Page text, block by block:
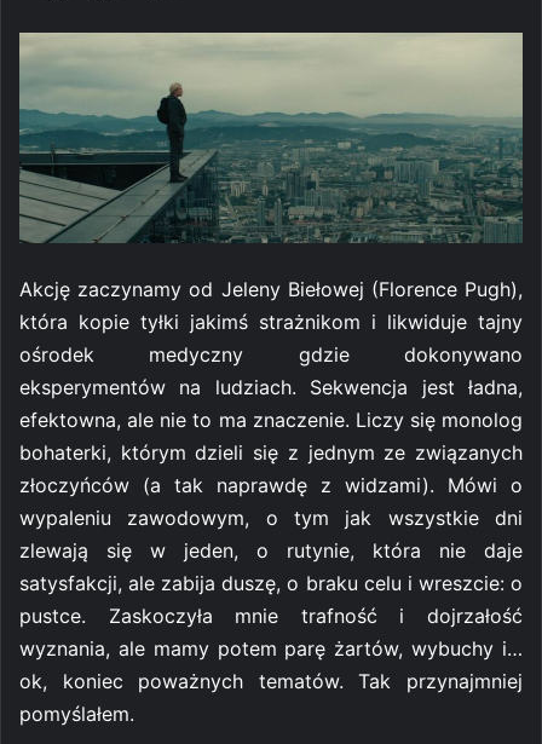
Akcję zaczynamy od Jeleny Biełowej (Florence Pugh),
która kopie tyłki jakimś strażnikom i likwiduje tajny
ośrodek medyczny gdzie dokonywano
eksperymentów na ludziach. Sekwencja jest ładna,
efektowna, ale nie to ma znaczenie. Liczy się monolog
bohaterki, którym dzieli się z jednym ze związanych
złoczyńców (a tak naprawdę z widzami). Mówi o
wypaleniu zawodowym, o tym jak wszystkie dni
zlewają się w jeden, o rutynie, która nie daje
satysfakcji, ale zabija duszę, o braku celu i wreszcie: o
pustce. Zaskoczyła mnie trafność i dojrzałość
wyznania, ale mamy potem parę żartów, wybuchy i…
ok, koniec poważnych tematów. Tak przynajmniej
pomyślałem.